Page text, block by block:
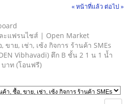
« หน้าที่แล้ว ต่อไป »
ะแฟรนไชส์ | Open Market
ขาย, เช่า, เซ้ง กิจการ ร้านค้า SMEs
Vibhavadi) ตึก B ชั้น 2 1 น 1 น้ำ
บาท (โอนฟรี)